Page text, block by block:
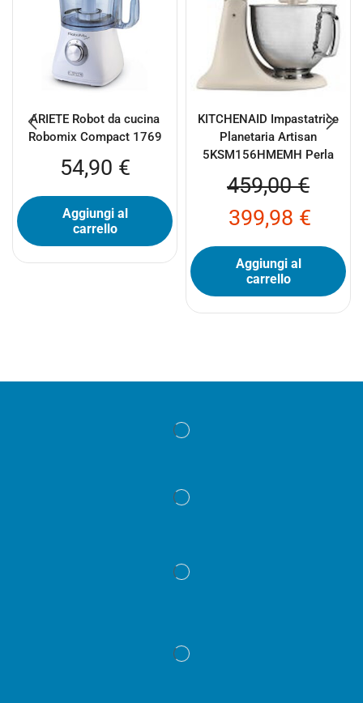
ARIETE Robot da cucina
Robomix Compact 1769
54,90 €
Aggiungi al
carrello
KITCHENAID Impastatrice
Planetaria Artisan
5KSM156HMEMH Perla
459,00€
399,98 €
Aggiungi al
carrello